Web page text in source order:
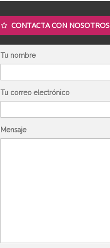
CONTACTA CON NOSOTROS
Tu nombre
Tu correo electrónico
Mensaje